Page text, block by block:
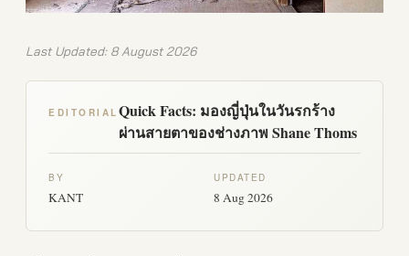
Last Updated: 8 August 2026
EDITORIAL Quick Facts: มองญี่ปุ่นในวันรกร้าง
ผ่านสายตาของช่างภาพ Shane Thoms
BY
KANT
UPDATED
8 Aug 2026